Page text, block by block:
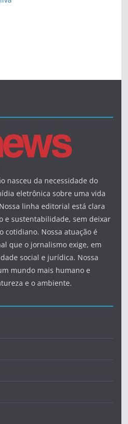
nasceu da necessidade do
eletrônica sobre uma vida
linha editorial está clara
e sustentabilidade, sem deixar
cotidiano. Nossa atuação é
que o jornalismo exige, em
social e jurídica. Nossa
mundo mais humano e
e o ambiente.